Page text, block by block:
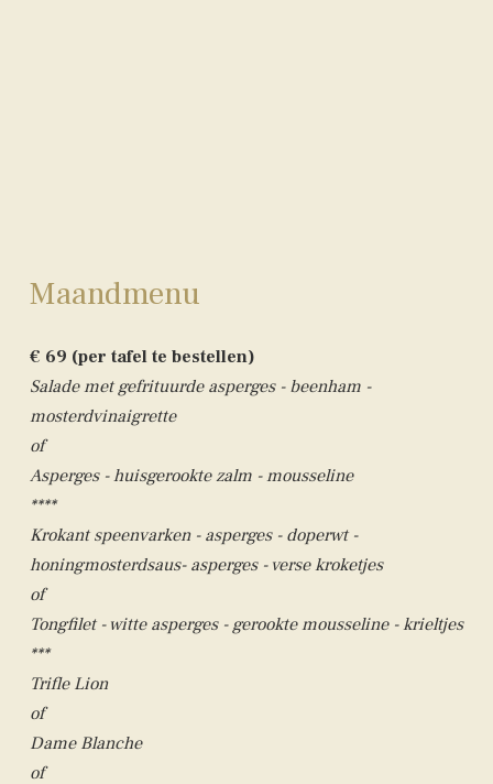
Maandmenu
€ 69 (per tafel te bestellen)
Salade met gefrituurde asperges - beenham -
mosterdvinaigrette
of
Asperges - huisgerookte zalm - mousseline
****
Krokant speenvarken - asperges - doperwt -
honingmosterdsaus- asperges - verse kroketjes
of
Tongfilet - witte asperges - gerookte mousseline - krieltjes
***
Trifle Lion
of
Dame Blanche
of